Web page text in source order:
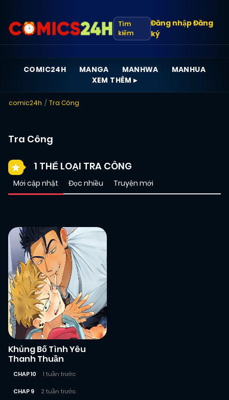
Tìm
kiếm
Đăng nhậpĐăng
ký
COMIC24H MANGA MANHWA
MANHUA
XEM THÊM ▸
comic24h Tra Công
Tra Công
1 THỂ LOẠI TRA CÔNG
Mới cập nhật Đọc nhiều Truyện mới
Khủng Bố Tình Yêu
Thanh Thuần
CHAP 10 1 tuần trước
CHAP 9 2 tuần trước